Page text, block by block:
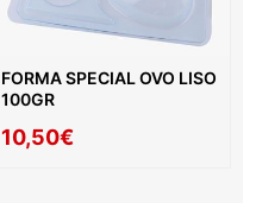
FORMA SPECIAL OVO LISO
100GR
10,50€